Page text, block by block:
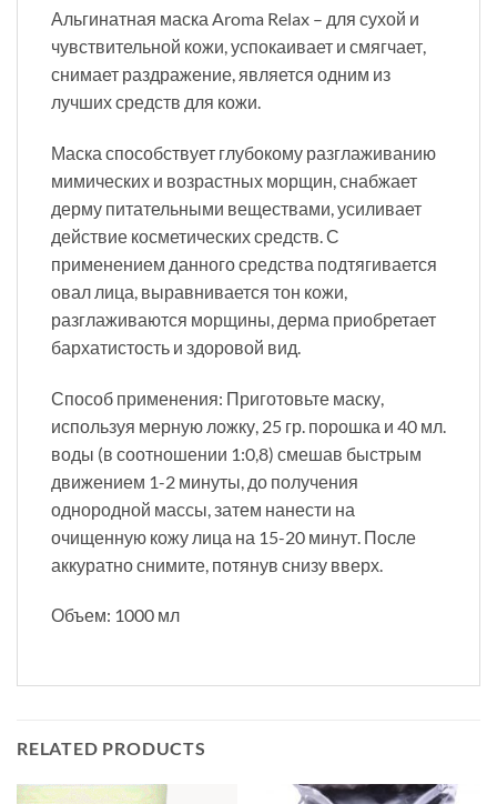
Альгинатная маска Aroma Relax – для сухой и
чувствительной кожи, успокаивает и смягчает,
снимает раздражение, является одним из
лучших средств для кожи.
Маска способствует глубокому разглаживанию
мимических и возрастных морщин, снабжает
дерму питательными веществами, усиливает
действие косметических средств. С
применением данного средства подтягивается
овал лица, выравнивается тон кожи,
разглаживаются морщины, дерма приобретает
бархатистость и здоровой вид.
Способ применения: Приготовьте маску,
используя мерную ложку, 25 гр. порошка и 40 мл.
воды (в соотношении 1:0,8) смешав быстрым
движением 1-2 минуты, до получения
однородной массы, затем нанести на
очищенную кожу лица на 15-20 минут. После
аккуратно снимите, потянув снизу вверх.
Объем: 1000 мл
RELATED PRODUCTS